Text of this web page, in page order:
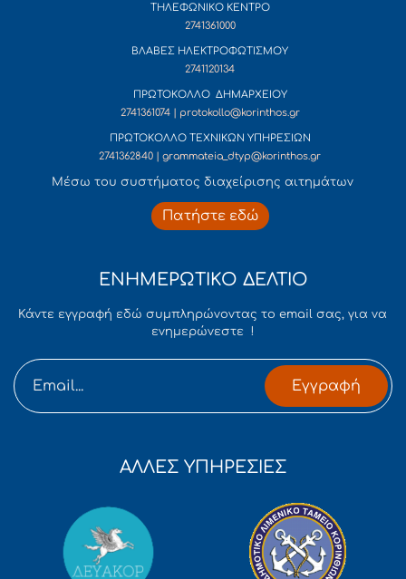
ΤΗΛΕΦΩΝΙΚΟ ΚΕΝΤΡΟ
2741361000
ΒΛΑΒΕΣ ΗΛΕΚΤΡΟΦΩΤΙΣΜΟΥ
2741120134
ΠΡΩΤΟΚΟΛΛΟ ΔΗΜΑΡΧΕΙΟΥ
2741361074 | protokollo@korinthos.gr
ΠΡΩΤΟΚΟΛΛΟ ΤΕΧΝΙΚΩΝ ΥΠΗΡΕΣΙΩΝ
2741362840 | grammateia_dtyp@korinthos.gr
Mέσω του συστήματος διαχείρισης αιτημάτων
Πατήστε εδώ
ΕΝΗΜΕΡΩΤΙΚΟ ΔΕΛΤΙΟ
Κάντε εγγραφή εδώ συμπληρώνοντας το email σας, για να
ενημερώνεστε !
Εγγραφή
ΑΛΛΕΣ ΥΠΗΡΕΣΙΕΣ